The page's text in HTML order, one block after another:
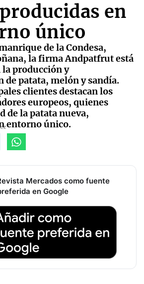
en
único
de la Condesa,
la firma Andpatfrut está
la producción y
de patata, melón y sandía.
clientes destacan los
europeos, quienes
de la patata nueva,
entorno único.
Mercados como fuente
en Google